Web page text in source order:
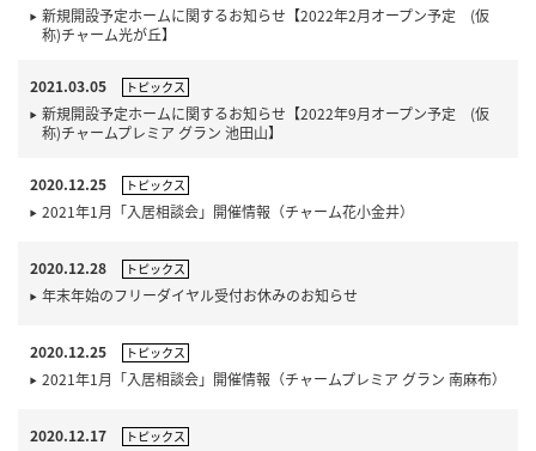
新規開設予定ホームに関するお知らせ【2022年2月オープン予定 (仮
称)チャーム光が丘】
2021.03.05 トピックス
新規開設予定ホームに関するお知らせ【2022年9月オープン予定 (仮
称)チャームプレミア グラン 池田山】
2020.12.25 トピックス
2021年1月「入居相談会」開催情報（チャーム花小金井）
2020.12.28 トピックス
年末年始のフリーダイヤル受付お休みのお知らせ
2020.12.25 トピックス
2021年1月「入居相談会」開催情報（チャームプレミア グラン 南麻布）
2020.12.17 トピックス